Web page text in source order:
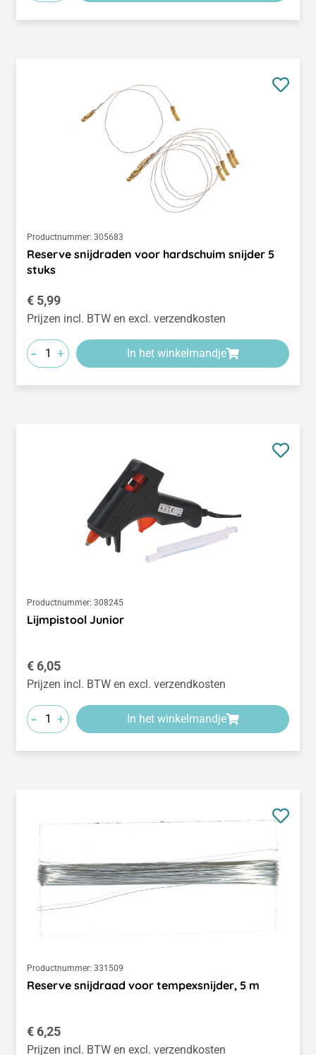
Productnummer: 305683
Reserve snijdraden voor hardschuim snijder 5
stuks
Normale prijs:
€ 5,99
Prijzen incl. BTW en excl. verzendkosten
- + In het winkelmandje
Productnummer: 308245
Lijmpistool Junior
Normale prijs:
€ 6,05
Prijzen incl. BTW en excl. verzendkosten
- + In het winkelmandje
Productnummer: 331509
Reserve snijdraad voor tempexsnijder, 5 m
Normale prijs:
€ 6,25
Prijzen incl. BTW en excl. verzendkosten